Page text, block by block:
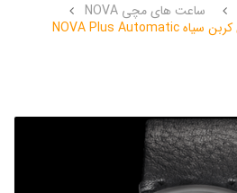
ساعت های مچی NOVA
ساعت مچی اتوماتیک نُوا پلاس کربن سیاه NOVA Plus Automatic